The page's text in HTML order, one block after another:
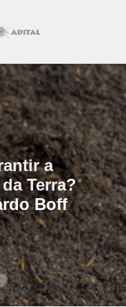
a
Terra?
Boff